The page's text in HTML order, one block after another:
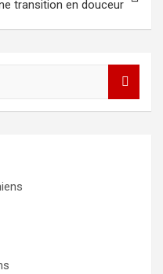
transition en douceur